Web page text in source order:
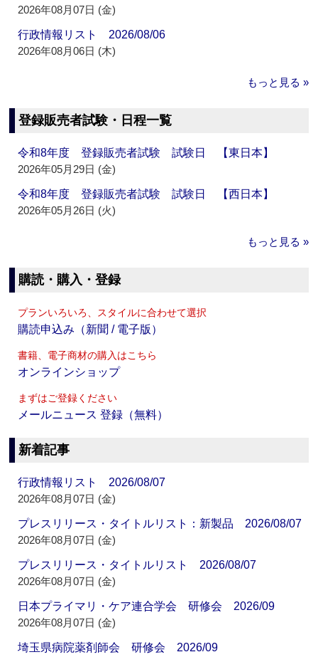
2026年08月07日 (金)
行政情報リスト 2026/08/06
2026年08月06日 (木)
もっと見る »
登録販売者試験・日程一覧
令和8年度 登録販売者試験 試験日 【東日本】
2026年05月29日 (金)
令和8年度 登録販売者試験 試験日 【西日本】
2026年05月26日 (火)
もっと見る »
購読・購入・登録
プランいろいろ、スタイルに合わせて選択
購読申込み（新聞 / 電子版）
書籍、電子商材の購入はこちら
オンラインショップ
まずはご登録ください
メールニュース 登録（無料）
新着記事
行政情報リスト 2026/08/07
2026年08月07日 (金)
プレスリリース・タイトルリスト：新製品 2026/08/07
2026年08月07日 (金)
プレスリリース・タイトルリスト 2026/08/07
2026年08月07日 (金)
日本プライマリ・ケア連合学会 研修会 2026/09
2026年08月07日 (金)
埼玉県病院薬剤師会 研修会 2026/09